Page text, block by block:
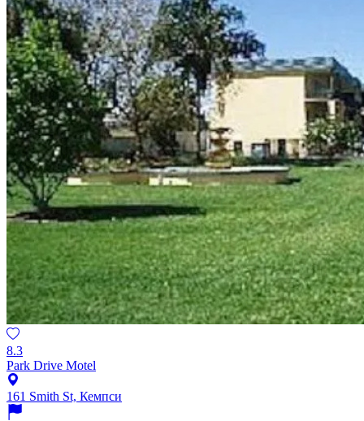
8.3
Park Drive Motel
161 Smith St, Кемпси